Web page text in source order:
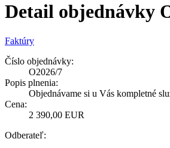
Detail objednávky
Faktúry
Číslo objednávky:
O2026/7
Popis plnenia:
Objednávame si u Vás kompletné
Cena:
2 390,00 EUR
Odberateľ: